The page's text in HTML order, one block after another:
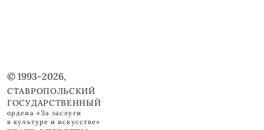
© 1993-2026,
СТАВРОПОЛЬСКИЙ
ГОСУДАРСТВЕННЫЙ
ордена «За заслуги
в культуре и искусстве»